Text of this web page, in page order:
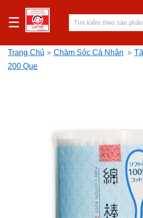
☰
Trang Chủ » Chăm Sóc Cá Nhân »
200 Que